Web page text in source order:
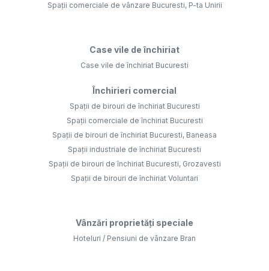
Spații comerciale de vânzare Bucuresti, P-ta Unirii
Case vile de închiriat
Case vile de închiriat Bucuresti
Închirieri comercial
Spații de birouri de închiriat Bucuresti
Spații comerciale de închiriat Bucuresti
Spații de birouri de închiriat Bucuresti, Baneasa
Spații industriale de închiriat Bucuresti
Spații de birouri de închiriat Bucuresti, Grozavesti
Spații de birouri de închiriat Voluntari
Vânzări proprietăți speciale
Hoteluri / Pensiuni de vânzare Bran